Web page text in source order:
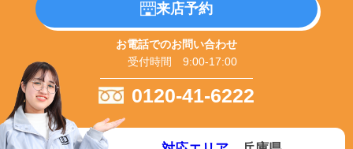
来店予約
お電話でのお問い合わせ
受付時間 9:00-17:00
0120-41-6222